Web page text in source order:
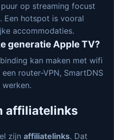
op streaming focust
Een hotspot is vooral
accommodaties.
generatie Apple TV?
kan maken met wifi
router-VPN, SmartDNS
affiliatelinks
zijn affiliatelinks. Dat